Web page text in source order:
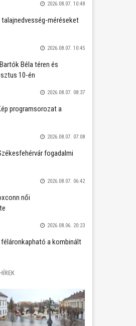
2026.08.07. 10:48
méréseket
2026.08.07. 10:45
Béla téren és
10-én
2026.08.07. 08:37
programsorozat a
2026.08.07. 07:08
fogadalmi
2026.08.07. 06:42
női
2026.08.06. 20:23
a kombinált